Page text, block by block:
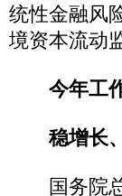
统性金融风
境资本流动
今年工
稳增长
国务院总